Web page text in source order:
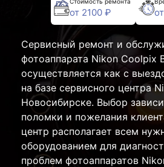
от 2100 ₽
Сервисный ремонт и
фотоаппарата Nikon Coolpix
осуществляется как с
на базе сервисного центра
Новосибирске. Выбор
поломки и пожелания
центр располагает всем
оборудованием для
проблем фотоаппаратов